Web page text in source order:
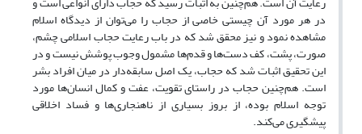
در هر مورد آن چیستی خاصی از حجاب را می‌توان از دیدگاه اسلام
مشاهده نمود و نیز محقق شد که در باب رعایت حجاب اسلامی چشم،
صورت، پشت، کف دست‌ها و قدم‌ها مشمول وجوب پوشش نیست و در
این تحقیق اثبات شد که حجاب، یک اصل سابقه‌دار در میان افراد بشر
است. هم‌چنین حجاب در راستای تقویت، عفت و کمال انسان‌ها مورد
توجه اسلام بوده، از بروز بسیاری از ناهنجاری‌ها و فساد اخلاقی
پیشگیری می‌کند.